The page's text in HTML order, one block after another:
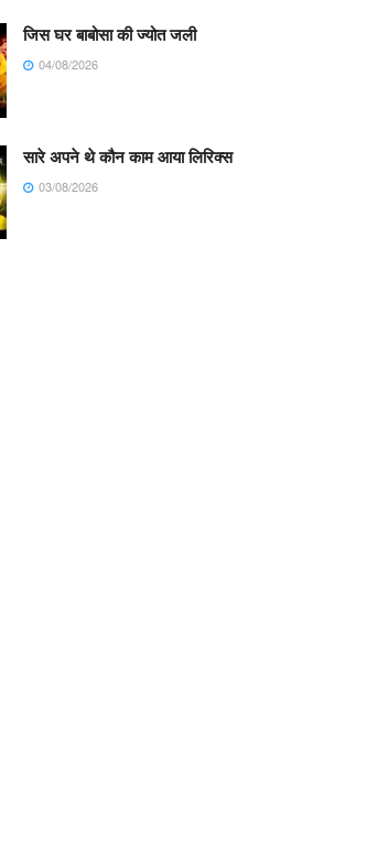
जिस घर बाबोसा की ज्योत जली
04/08/2026
सारे अपने थे कौन काम आया लिरिक्स
03/08/2026